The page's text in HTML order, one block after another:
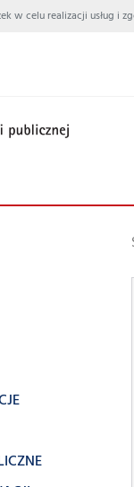
w celu realizacji usług